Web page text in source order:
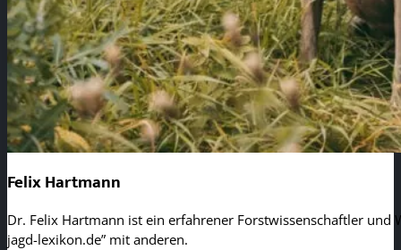
Felix Hartmann
Dr. Felix Hartmann ist ein erfahrener Forstwissenschaftler und
jagd-lexikon.de” mit anderen.